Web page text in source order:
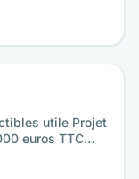
utile Projet
euros TTC